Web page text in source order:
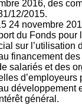
2016, des
12/2015.
24 novembre
du Fonds pour
sur l’utilisation
financement
salariés et des
d’employeurs
développement
général.